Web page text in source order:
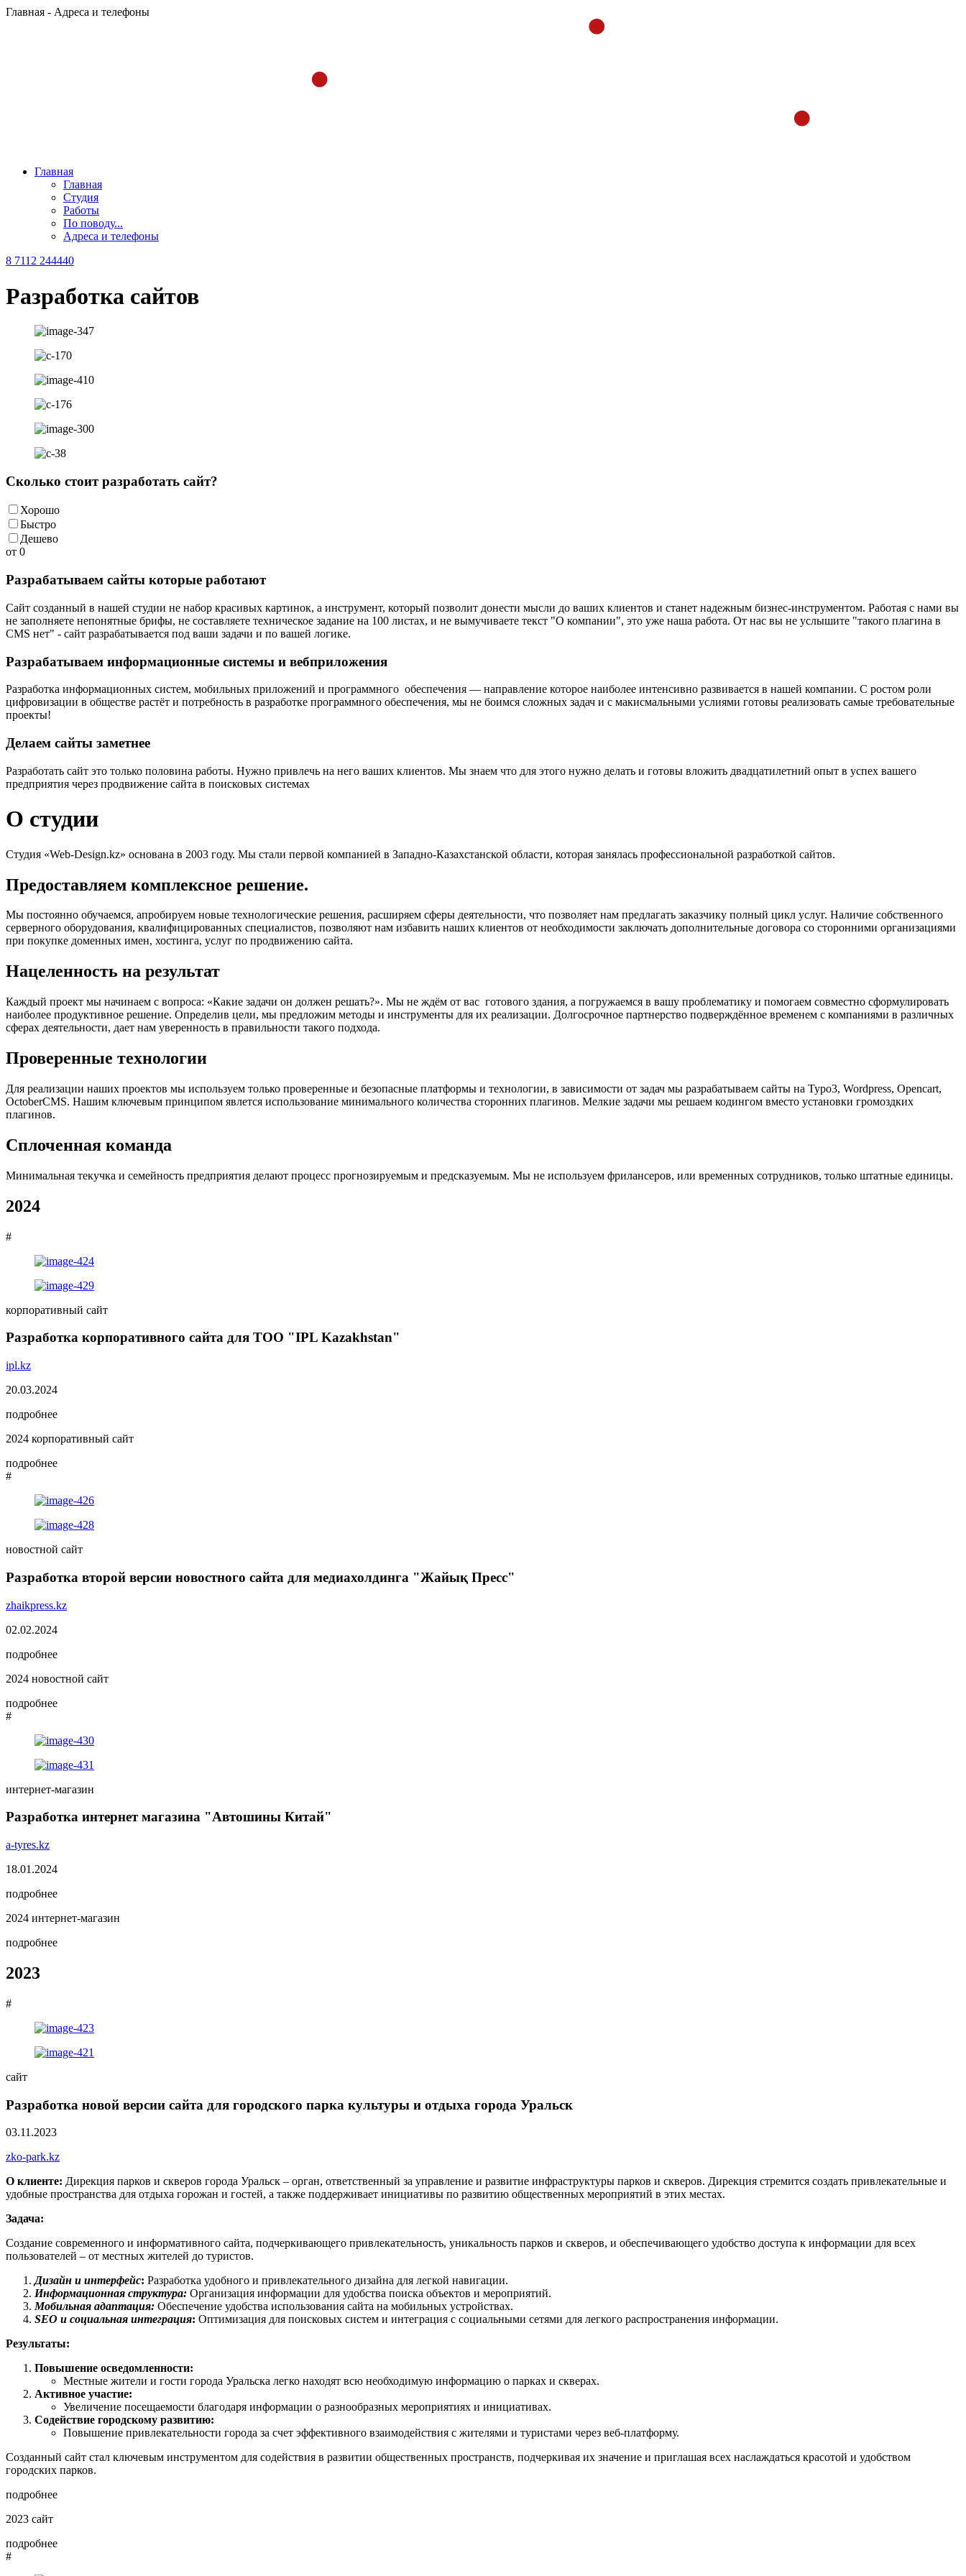
Главная - Адреса и телефоны
Главная
Главная
Студия
Работы
По поводу...
Адреса и телефоны
8 7112 244440
Разработка сайтов
Сколько стоит разработать сайт?
Хорошо
Быстро
Дешево
от 0
Разрабатываем сайты которые работают
Сайт созданный в нашей студии не набор красивых картинок, а инструмент, который позволит донести мысли до ваших клиентов и станет надежным бизнес-инструментом. Работая с нами вы
не заполняете непонятные брифы, не составляете техническое задание на 100 листах, и не вымучиваете текст "О компании", это уже наша работа. От нас вы не услышите "такого плагина в
CMS нет" - сайт разрабатывается под ваши задачи и по вашей логике.
Разрабатываем информационные системы и вебприложения
Разработка информационных систем, мобильных приложений и программного обеспечения — направление которое наиболее интенсивно развивается в нашей компании. С ростом роли
цифровизации в обществе растёт и потребность в разработке программного обеспечения, мы не боимся сложных задач и с макисмальными услиями готовы реализовать самые требовательные
проекты!
Делаем сайты заметнее
Разработать сайт это только половина работы. Нужно привлечь на него ваших клиентов. Мы знаем что для этого нужно делать и готовы вложить двадцатилетний опыт в успех вашего
предприятия через продвижение сайта в поисковых системах
О студии
Студия «Web-Design.kz» основана в 2003 году. Мы стали первой компанией в Западно-Казахстанской области, которая занялась профессиональной разработкой сайтов.
Предоставляем комплексное решение.
Мы постоянно обучаемся, апробируем новые технологические решения, расширяем сферы деятельности, что позволяет нам предлагать заказчику полный цикл услуг. Наличие собственного
серверного оборудования, квалифицированных специалистов, позволяют нам избавить наших клиентов от необходимости заключать дополнительные договора со сторонними организациями
при покупке доменных имен, хостинга, услуг по продвижению сайта.
Нацеленность на результат
Каждый проект мы начинаем с вопроса: «Какие задачи он должен решать?». Мы не ждём от вас готового здания, а погружаемся в вашу проблематику и помогаем совместно сформулировать
наиболее продуктивное решение. Определив цели, мы предложим методы и инструменты для их реализации. Долгосрочное партнерство подверждённое временем с компаниями в различных
сферах деятельности, дает нам уверенность в правильности такого подхода.
Проверенные технологии
Для реализации наших проектов мы используем только проверенные и безопасные платформы и технологии, в зависимости от задач мы разрабатываем сайты на Typo3, Wordpress, Opencart,
OctoberCMS. Нашим ключевым принципом явлется использование минимального количества сторонних плагинов. Мелкие задачи мы решаем кодингом вместо установки громоздких
плагинов.
Сплоченная команда
Минимальная текучка и семейность предприятия делают процесс прогнозируемым и предсказуемым. Мы не используем фрилансеров, или временных сотрудников, только штатные единицы.
2024
#
корпоративный сайт
Разработка корпоративного сайта для ТОО "IPL Kazakhstan"
ipl.kz
20.03.2024
подробнее
2024 корпоративный сайт
подробнее
#
новостной сайт
Разработка второй версии новостного сайта для медиахолдинга "Жайық Пресс"
zhaikpress.kz
02.02.2024
подробнее
2024 новостной сайт
подробнее
#
интернет-магазин
Разработка интернет магазина "Автошины Китай"
a-tyres.kz
18.01.2024
подробнее
2024 интернет-магазин
подробнее
2023
#
сайт
Разработка новой версии сайта для городского парка культуры и отдыха города Уральск
03.11.2023
zko-park.kz
О клиенте: Дирекция парков и скверов города Уральск – орган, ответственный за управление и развитие инфраструктуры парков и скверов. Дирекция стремится создать привлекательные и
удобные пространства для отдыха горожан и гостей, а также поддерживает инициативы по развитию общественных мероприятий в этих местах.
Задача:
Создание современного и информативного сайта, подчеркивающего привлекательность, уникальность парков и скверов, и обеспечивающего удобство доступа к информации для всех
пользователей – от местных жителей до туристов.
Дизайн и интерфейс: Разработка удобного и привлекательного дизайна для легкой навигации.
Информационная структура: Организация информации для удобства поиска объектов и мероприятий.
Мобильная адаптация: Обеспечение удобства использования сайта на мобильных устройствах.
SEO и социальная интеграция: Оптимизация для поисковых систем и интеграция с социальными сетями для легкого распространения информации.
Результаты:
Повышение осведомленности:
Местные жители и гости города Уральска легко находят всю необходимую информацию о парках и скверах.
Активное участие:
Увеличение посещаемости благодаря информации о разнообразных мероприятиях и инициативах.
Содействие городскому развитию:
Повышение привлекательности города за счет эффективного взаимодействия с жителями и туристами через веб-платформу.
Созданный сайт стал ключевым инструментом для содействия в развитии общественных пространств, подчеркивая их значение и приглашая всех наслаждаться красотой и удобством
городских парков.
подробнее
2023 сайт
подробнее
#